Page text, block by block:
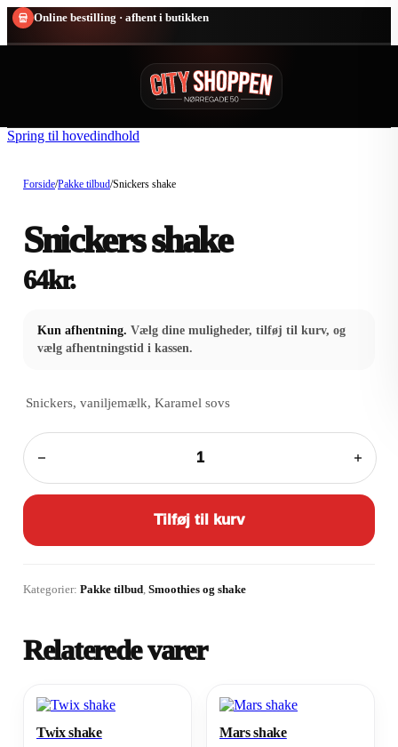
Online bestilling · afhent i butikken
Spring til hovedindhold
Forside/Pakke tilbud/Snickers shake
Snickers shake
64kr.
Kun afhentning. Vælg dine muligheder, tilføj til kurv, og
vælg afhentningstid i kassen.
Snickers, vaniljemælk, Karamel sovs
Snickers
shake
antal
Tilføj til kurv
Kategorier: Pakke tilbud, Smoothies og shake
Relaterede varer
Twix shake
Mars shake